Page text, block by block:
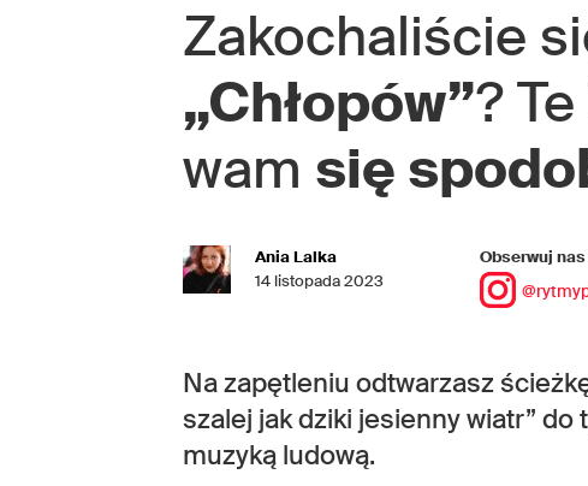
Zakochaliście
„Chłopów”?
wam się
Ania Lalka
14 listopada 2023
Obserwuj
Na zapętleniu odtwarzasz
szalej jak dziki jesienny wiatr”
muzyką ludową.